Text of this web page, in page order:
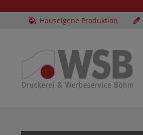
Hauseigene Produktion